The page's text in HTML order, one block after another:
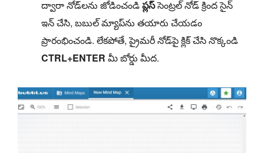
ద్వారా నోడ్‌లను జోడించండిప్లస్సెంట్రల్ నోడ్ క్రింద సైన్
ఇన్ చేసి, బబుల్ మ్యాప్‌ను తయారు చేయడం
ప్రారంభించండి. లేకపోతే, ప్రైమరీ నోడ్‌పై క్లిక్ చేసి నొక్కండి
CTRL+ENTER మీ బోర్డు మీద.